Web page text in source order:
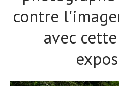
contre
avec